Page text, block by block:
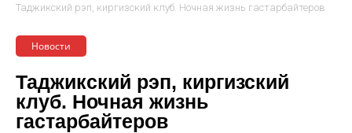
Таджикский рэп, киргизский клуб. Ночная жизнь гастарбайтеров
Новости
Таджикский рэп, киргизский
клуб. Ночная жизнь
гастарбайтеров